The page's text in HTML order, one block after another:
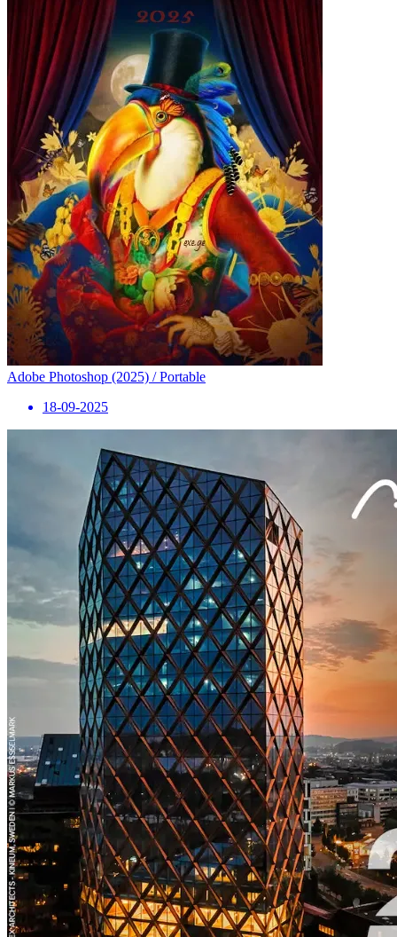
Adobe Photoshop (2025) / Portable
18-09-2025